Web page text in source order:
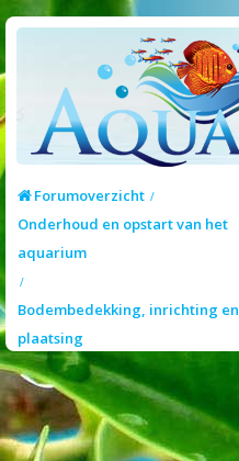
Forumoverzicht
Onderhoud en opstart van het
aquarium
Bodembedekking, inrichting en
plaatsing